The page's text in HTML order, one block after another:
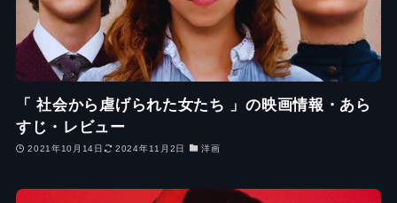
「 社会から虐げられた女たち 」の映画情報・あら
すじ・レビュー
2021年10月14日 2024年11月2日 洋画